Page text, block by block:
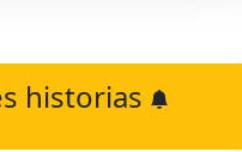
historias